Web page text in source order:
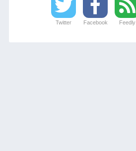
Twitter Facebook Feedly